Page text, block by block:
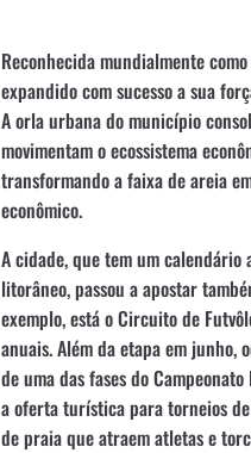
Reconhecida mundialmente
expandido com sucesso a sua
A orla urbana do município
movimentam o ecossistema
transformando a faixa de areia
econômico.
A cidade, que tem um
litorâneo, passou a apostar
exemplo, está o Circuito de
anuais. Além da etapa em junho,
de uma das fases do
a oferta turística para torneios
de praia que atraem atletas e